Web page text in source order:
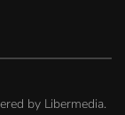
by Libermedia.